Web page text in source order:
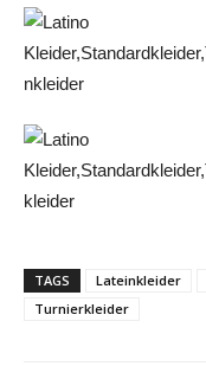
TAGS Lateinkleider
Turnierkleider